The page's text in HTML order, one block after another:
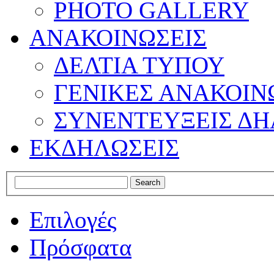
PHOTO GALLERY
ΑΝΑΚΟΙΝΩΣΕΙΣ
ΔΕΛΤΙΑ ΤΥΠΟΥ
ΓΕΝΙΚΕΣ
ΣΥΝΕΝΤΕΥΞΕΙΣ
ΕΚΔΗΛΩΣΕΙΣ
Επιλογές
Πρόσφατα